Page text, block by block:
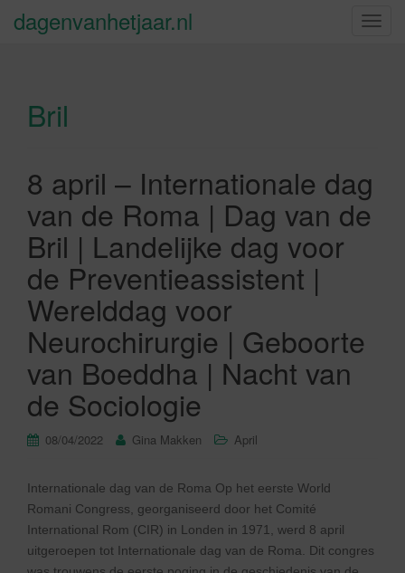
S
dagenvanhetjaar.nl
Bril
8 april – Internationale dag
van de Roma | Dag van de
Bril | Landelijke dag voor
de Preventieassistent |
Werelddag voor
Neurochirurgie | Geboorte
van Boeddha | Nacht van
de Sociologie
08/04/2022 Gina Makken April
Internationale dag van de Roma Op het eerste World
Romani Congress, georganiseerd door het Comité
International Rom (CIR) in Londen in 1971, werd 8 april
uitgeroepen tot Internationale dag van de Roma. Dit congres